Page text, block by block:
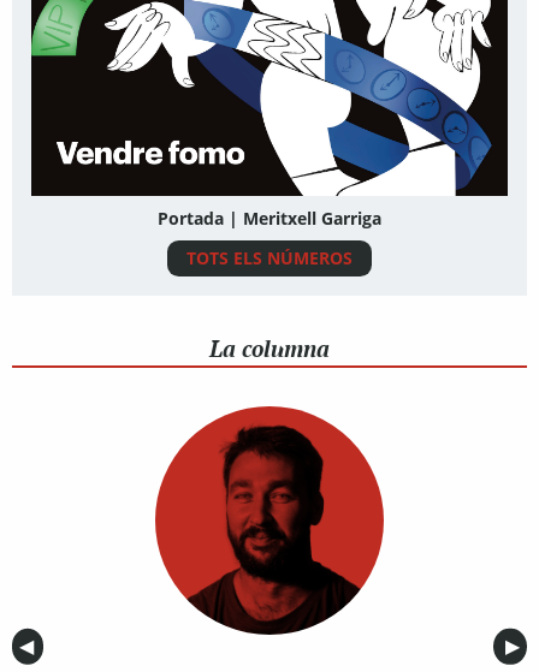
Portada | Meritxell Garriga
TOTS ELS NÚMEROS
La columna
Anterior
◀︎ ▶︎